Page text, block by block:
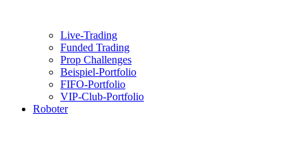
Live-Trading
Funded Trading
Prop Challenges
Beispiel-Portfolio
FIFO-Portfolio
VIP-Club-Portfolio
Roboter